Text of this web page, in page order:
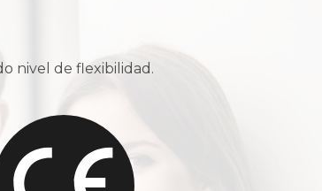
nivel de flexibilidad.